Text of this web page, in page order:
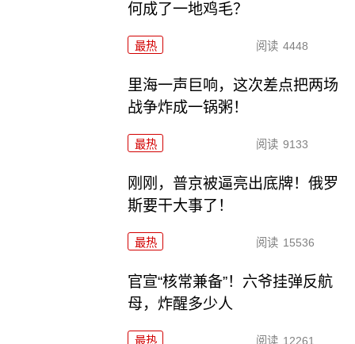
何成了一地鸡毛？
最热 阅读 4448
里海一声巨响，这次差点把两场
战争炸成一锅粥！
最热 阅读 9133
刚刚，普京被逼亮出底牌！俄罗
斯要干大事了！
最热 阅读 15536
官宣“核常兼备”！六爷挂弹反航
母，炸醒多少人
最热 阅读 12261